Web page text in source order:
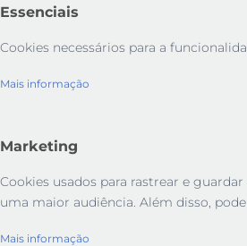
Essenciais
Cookies necessários para a
Mais informação
Marketing
Cookies usados ​​para rastrear e
uma maior audiência. Além disso,
Mais informação